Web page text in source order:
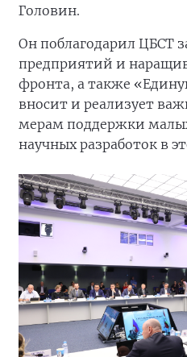
Головин.
Он поблагодарил ЦБСТ
предприятий и
фронта, а также
вносит и реализует
мерам поддержки
научных разработок в